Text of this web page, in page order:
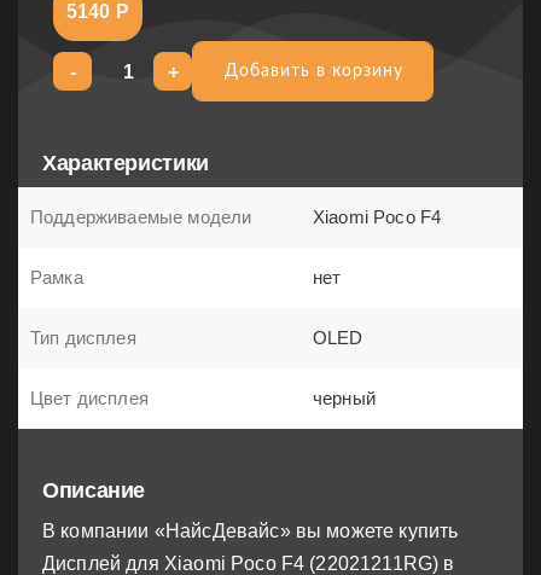
5140 Р
- + Добавить в корзину
Добавить в корзину
Характеристики
Поддерживаемые модели Xiaomi Poco F4
Рамка нет
Тип дисплея OLED
Цвет дисплея черный
Описание
В компании «НайсДевайс» вы можете купить
Дисплей для Xiaomi Poco F4 (22021211RG) в